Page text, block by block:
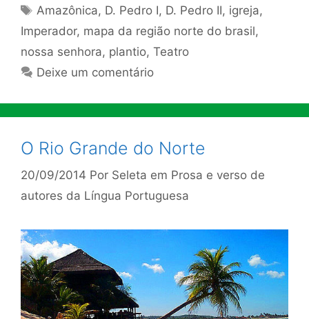
Tags
Amazônica, D. Pedro I, D. Pedro II, igreja,
Imperador, mapa da região norte do brasil,
nossa senhora, plantio, Teatro
Deixe um comentário
O Rio Grande do Norte
20/09/2014 Por Seleta em Prosa e verso de
autores da Língua Portuguesa